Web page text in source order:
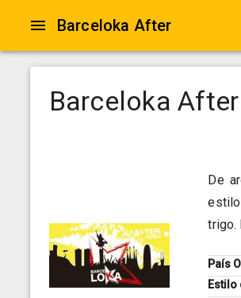
Barceloka After
Barceloka After
De
trigo.
País
Estilo